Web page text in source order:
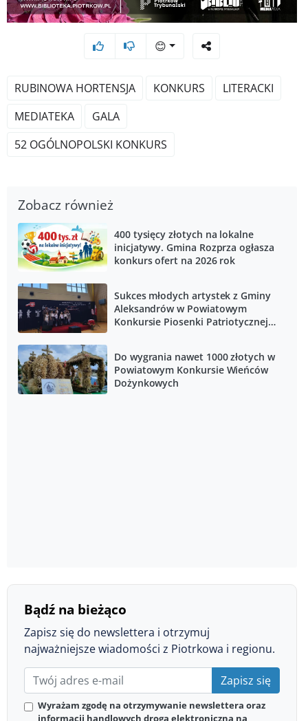
😊
RUBINOWA HORTENSJA KONKURS
LITERACKI
MEDIATEKA
GALA
52 OGÓLNOPOLSKI KONKURS
Zobacz również
400 tysięcy złotych na lokalne
inicjatywy. Gmina Rozprza ogłasza
konkurs ofert na 2026 rok
Sukces młodych artystek z Gminy
Aleksandrów w Powiatowym
Konkursie Piosenki Patriotycznej
Do wygrania nawet 1000 złotych w
Powiatowym Konkursie Wieńców
Dożynkowych
Bądź na bieżąco
Zapisz się do newslettera i otrzymuj
najważniejsze wiadomości z Piotrkowa i regionu.
Zapisz się
Wyrażam zgodę na otrzymywanie newslettera oraz
informacji handlowych drogą elektroniczną na